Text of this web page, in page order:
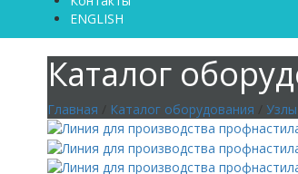
ENGLISH
Каталог
Главная Каталог оборудования